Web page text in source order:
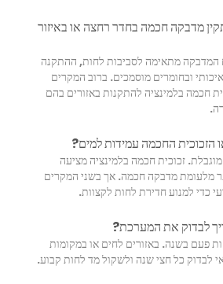
מדבקה חכמה בחדר רחצה או באיזור
מתאימה לסביבות לחות, ההתקנה
ובחומרים מוסמכים. ברוב המקרים
חכמה בלמינציה להתקנות באזורים בהם
החכמה עמידות למים?
זכוכית חכמה בלמינציה מציעה
מלעומת מדבקה חכמה. אך בשני המקרים
כדי למנוע חדירת לחות לקצוות.
לבדוק את המערכת?
פעם בשנה. באזורים לחים או במקומות
לבדוק כל חצי שנה ולשקול מד לחות קבוע.